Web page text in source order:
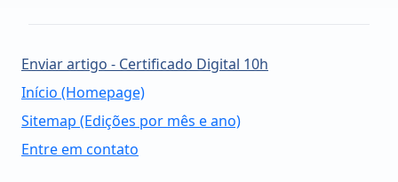
Enviar artigo - Certificado Digital 10h
Início (Homepage)
Sitemap (Edições por mês e ano)
Entre em contato